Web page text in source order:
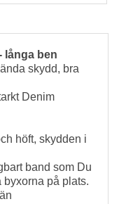
långa ben
skydd, bra
Denim
höft, skydden i
band som Du
byxorna på plats.